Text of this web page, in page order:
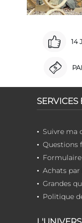
14
Suivre ma
Questions
Achats par
Grandes
Politique